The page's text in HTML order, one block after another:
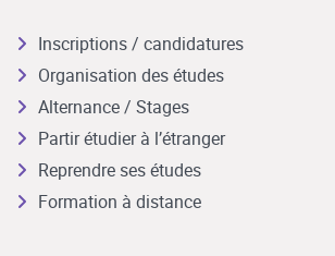
Inscriptions / candidatures
Organisation des études
Alternance / Stages
Partir étudier à l’étranger
Reprendre ses études
Formation à distance